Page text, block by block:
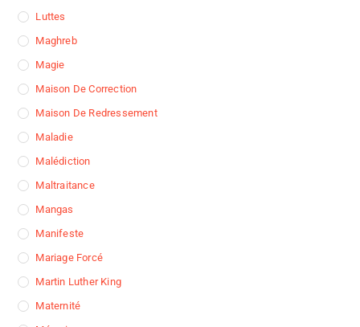
Luttes
Maghreb
Magie
Maison De Correction
Maison De Redressement
Maladie
Malédiction
Maltraitance
Mangas
Manifeste
Mariage Forcé
Martin Luther King
Maternité